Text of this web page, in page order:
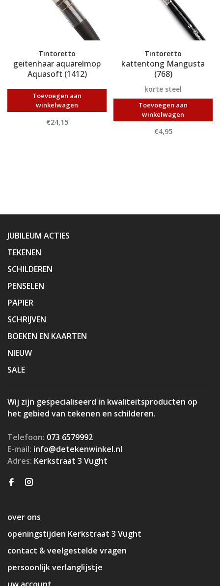
Tintoretto
geitenhaar aquarelmop
Aquasoft (1412)
Toevoegen aan
winkelwagen
€24,15
Tintoretto
kattentong Mangusta
(768)
korte steel
Toevoegen aan
winkelwagen
€4,95
JUBILEUM ACTIES
TEKENEN
SCHILDEREN
PENSELEN
PAPIER
SCHRIJVEN
BOEKEN EN KAARTEN
NIEUW
SALE
Wij zijn gespecialiseerd in kwaliteitsproducten op
het gebied van tekenen en schilderen.
Telefoon: 073 6579992
E-mail: info@detekenwinkel.nl
Adres: Kerkstraat 3 Vught
over ons
openingstijden Kerkstraat 3 Vught
contact & veelgestelde vragen
persoonlijk verlanglijstje